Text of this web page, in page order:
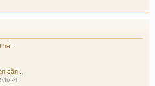
cần...
6/24